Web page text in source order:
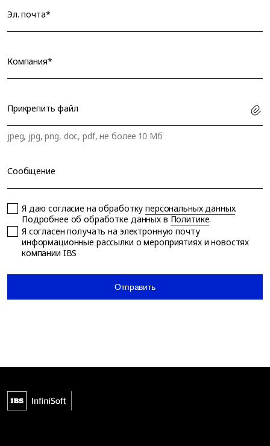
Эл. почта*
Компания*
Прикрепить файл
jpeg, jpg, png, doc, pdf, не более 10 Мб
Сообщение
Я даю согласие на обработкуперсональных данных.
Подробнее об обработке данных в Политике.
Я согласен получать на электронную почту
информационные рассылки о мероприятиях и новостях
компании IBS
Отправить